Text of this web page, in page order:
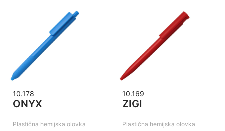
10.178
ONYX
Plastična hemijska olovka
10.169
ZIGI
Plastična hemijska olovka